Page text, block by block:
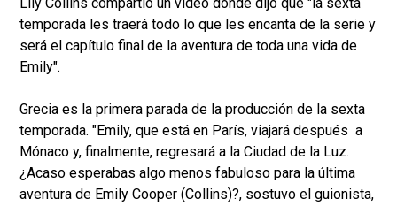
temporada les traerá todo lo que les encanta de la serie y
será el capítulo final de la aventura de toda una vida de
Emily".
Grecia es la primera parada de la producción de la sexta
temporada. "Emily, que está en París, viajará después a
Mónaco y, finalmente, regresará a la Ciudad de la Luz.
¿Acaso esperabas algo menos fabuloso para la última
aventura de Emily Cooper (Collins)?, sostuvo el guionista,